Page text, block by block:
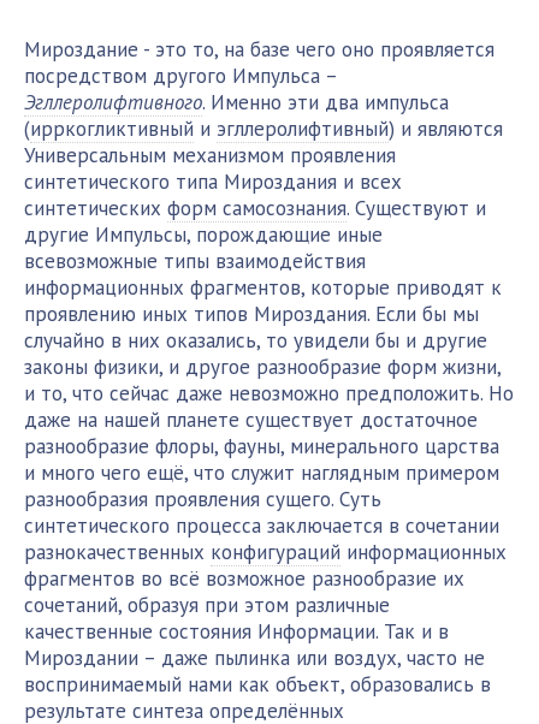
Мироздание - это то, на базе чего оно проявляется
посредством другого Импульса –
Эгллеролифтивного. Именно эти два импульса
(ирркогликтивный и эгллеролифтивный) и являются
Универсальным механизмом проявления
синтетического типа Мироздания и всех
синтетических форм самосознания. Существуют и
другие Импульсы, порождающие иные
всевозможные типы взаимодействия
информационных фрагментов, которые приводят к
проявлению иных типов Мироздания. Если бы мы
случайно в них оказались, то увидели бы и другие
законы физики, и другое разнообразие форм жизни,
и то, что сейчас даже невозможно предположить. Но
даже на нашей планете существует достаточное
разнообразие флоры, фауны, минерального царства
и много чего ещё, что служит наглядным примером
разнообразия проявления сущего. Суть
синтетического процесса заключается в сочетании
разнокачественных конфигураций информационных
фрагментов во всё возможное разнообразие их
сочетаний, образуя при этом различные
качественные состояния Информации. Так и в
Мироздании – даже пылинка или воздух, часто не
воспринимаемый нами как объект, образовались в
результате синтеза определённых